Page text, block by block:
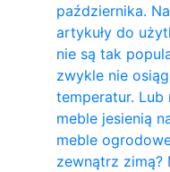
października.
artykuły do
nie są tak
zwykle nie
temperatur.
meble jesienią
meble
zewnątrz zimą?